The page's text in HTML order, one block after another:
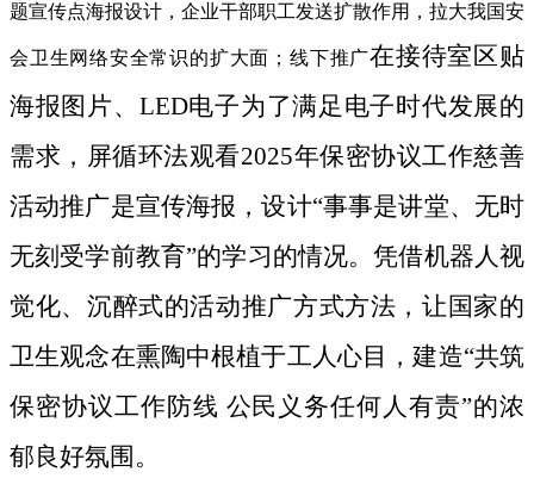
题宣传点海报设计，企业干部职工发送扩散作用，拉大我国安
会卫生网络安全常识的扩大面；线下推广在接待室区贴
海报图片、LED电子为了满足电子时代发展的
需求，屏循环法观看2025年保密协议工作慈善
活动推广是宣传海报，设计“事事是讲堂、无时
无刻受学前教育”的学习的情况。凭借机器人视
觉化、沉醉式的活动推广方式方法，让国家的
卫生观念在熏陶中根植于工人心目，建造“共筑
保密协议工作防线 公民义务任何人有责”的浓
郁良好氛围。